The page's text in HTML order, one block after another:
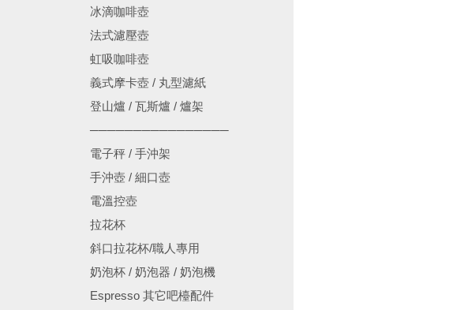
冰滴咖啡壺
法式濾壓壺
虹吸咖啡壺
義式摩卡壺 / 丸型濾紙
登山爐 / 瓦斯爐 / 爐架
────────────────
電子秤 / 手沖架
手沖壺 / 細口壺
電溫控壺
拉花杯
斜口拉花杯/職人專用
奶泡杯 / 奶泡器 / 奶泡機
Espresso 其它吧檯配件